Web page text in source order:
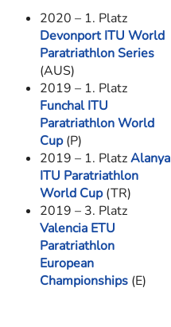
2020 – 1. Platz
Devonport ITU World
Paratriathlon Series
(AUS)
2019 – 1. Platz
Funchal ITU
Paratriathlon World
Cup(P)
2019 – 1. PlatzAlanya
ITU Paratriathlon
World Cup(TR)
2019 – 3. Platz
Valencia ETU
Paratriathlon
European
Championships (E)